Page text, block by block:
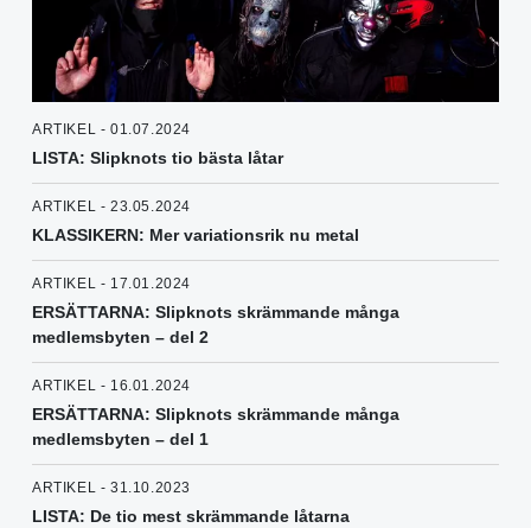
ARTIKEL - 01.07.2024
LISTA: Slipknots tio bästa låtar
ARTIKEL - 23.05.2024
KLASSIKERN: Mer variationsrik nu metal
ARTIKEL - 17.01.2024
ERSÄTTARNA: Slipknots skrämmande många
medlemsbyten – del 2
ARTIKEL - 16.01.2024
ERSÄTTARNA: Slipknots skrämmande många
medlemsbyten – del 1
ARTIKEL - 31.10.2023
LISTA: De tio mest skrämmande låtarna